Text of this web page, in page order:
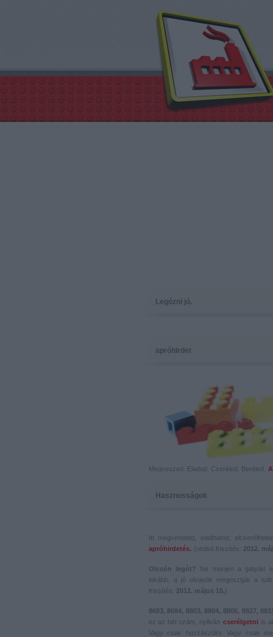
Legózni jó.
apróhirdet
Megveszed. Eladod. Cseréled. Beréled.
Hasznosságok
Itt megveheted, eladhatod,
apróhirdetés. (utolsó frissítés: 2012.
Olcsón legót? Ne menjen a gatyád
inkább, a jó olvasók megosztják a
frissítés: 2012. május 15.)
8683, 8684, 8803, 8804, 8805, 8827, 8831
ez az hét szám, nyilván
cserélgetni
is
Vagy csak hozzászólni. Vagy csak